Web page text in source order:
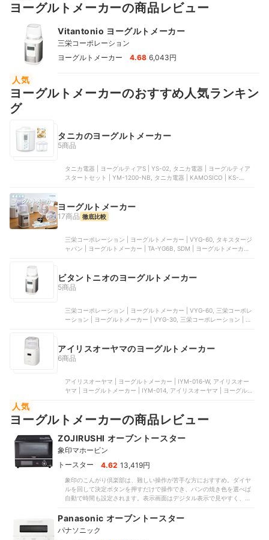
ヨーグルトメーカーの商品レビュー
Vitantonio ヨーグルトメーカー
三栄コーポレーション
ヨーグルトメーカー
4.68 6,043円
人気
ヨーグルトメーカーのおすすめ人気ランキン
グ
タニカのヨーグルトメーカー
5商品
タニカ電器 | ヨーグルティアS | YS-02, タニカ電器 | ヨーグルティア
スタートセット | YM-1200-NB, タニカ電器 | KAMOSICO | KS-
ヨーグルトメーカー
17商品 徹底比較
三栄コーポレーション | ヨーグルトメーカー | VYG-60, タキスタージ
ャパン | ヨーグルトメーカー | TA-YG6B, SDM | ヨーグルトメーカー,
ビタントニオのヨーグルトメーカー
5商品
三栄コーポレーション | ヨーグルトメーカー | VYG-60, 三栄コーポレ
ーション | ヨーグルトメーカー | VYG-30, 三栄コーポレーション | 発
アイリスオーヤマのヨーグルトメーカー
6商品
アイリスオーヤマ | ヨーグルトメーカー | IYM-016-W, アイリスオー
ヤマ | ヨーグルトメーカー | IYM-014, アイリスオーヤマ | ヨーグルト
人気
ヨーグルトメーカーの商品レビュー
ZOJIRUSHI オーブントースター
象印マホービン
トースター
4.62 13,419円
象印のこんがり倶楽部は、難しい操作が苦手な方におすすめ。ダイヤ
ルを回して決定ボタンを押すだけで操作でき、パンの焼き色を選べば
自動で時間も設定されます。表示画面はデジタル表示で見やすく、モ
て焼けました。芯まで熱が伝わり、耳までしっかり焼けます。ただ、
中身のしっとり感は弱く、裏面の焼き色が薄いのが残念。焼き上がり
のクオリティが高いトースターをお探しの方は、別の商品をチェック
Panasonic オーブントースター
パナソニック